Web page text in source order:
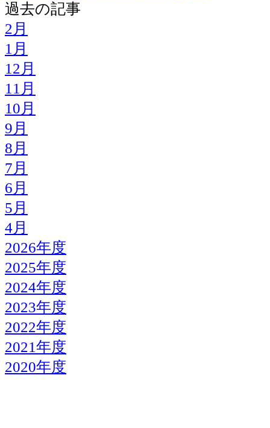
過去の記事
2月
1月
12月
11月
10月
9月
8月
7月
6月
5月
4月
2026年度
2025年度
2024年度
2023年度
2022年度
2021年度
2020年度